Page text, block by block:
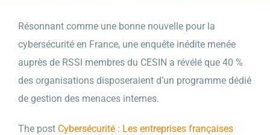
Résonnant comme une bonne nouvelle pour la
cybersécurité en France, une enquête inédite menée
auprès de RSSI membres du CESIN a révélé que 40 %
des organisations disposeraient d’un programme dédié
de gestion des menaces internes.
The post Cybersécurité : Les entreprises françaises